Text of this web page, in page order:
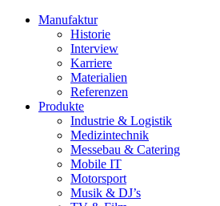
Manufaktur
Historie
Interview
Karriere
Materialien
Referenzen
Produkte
Industrie & Logistik
Medizintechnik
Messebau & Catering
Mobile IT
Motorsport
Musik & DJ’s